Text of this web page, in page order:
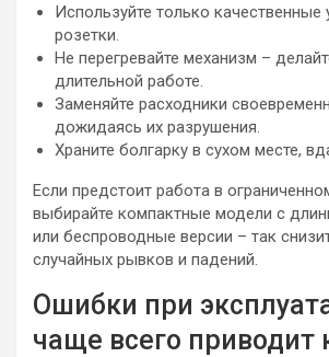
Используйте только качественные
розетки.
Не перегревайте механизм –
длительной работе.
Заменяйте расходники
дожидаясь их разрушения.
Храните болгарку в сухом месте,
Если предстоит работа в
выбирайте компактные модели с
или беспроводные версии – так
случайных рывков и падений.
Ошибки при
чаще всего приводит